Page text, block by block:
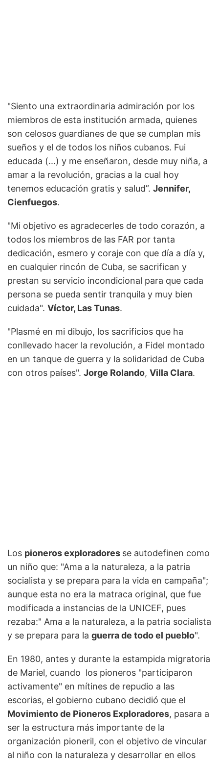
"Siento una extraordinaria admiración por los
miembros de esta institución armada, quienes
son celosos guardianes de que se cumplan mis
sueños y el de todos los niños cubanos. Fui
educada (...) y me enseñaron, desde muy niña, a
amar a la revolución, gracias a la cual hoy
tenemos educación gratis y salud”. Jennifer,
Cienfuegos.
"Mi objetivo es agradecerles de todo corazón, a
todos los miembros de las FAR por tanta
dedicación, esmero y coraje con que día a día y,
en cualquier rincón de Cuba, se sacrifican y
prestan su servicio incondicional para que cada
persona se pueda sentir tranquila y muy bien
cuidada". Víctor, Las Tunas.
"Plasmé en mi dibujo, los sacrificios que ha
conllevado hacer la revolución, a Fidel montado
en un tanque de guerra y la solidaridad de Cuba
con otros países". Jorge Rolando, Villa Clara.
Los pioneros exploradores se autodefinen como
un niño que: "Ama a la naturaleza, a la patria
socialista y se prepara para la vida en campaña";
aunque esta no era la matraca original, que fue
modificada a instancias de la UNICEF, pues
rezaba:" Ama a la naturaleza, a la patria socialista
y se prepara para la guerra de todo el pueblo".
En 1980, antes y durante la estampida migratoria
de Mariel, cuando los pioneros "participaron
activamente" en mítines de repudio a las
escorias, el gobierno cubano decidió que el
Movimiento de Pioneros Exploradores, pasara a
ser la estructura más importante de la
organización pioneril, con el objetivo de vincular
al niño con la naturaleza y desarrollar en ellos